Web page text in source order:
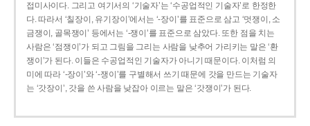
접미사이다. 그리고 여기서의 ‘기술자’는 ‘수공업적인 기술자’로 한정한
다. 따라서 ‘칠장이, 유기장이’에서는 ‘-장이’를 표준으로 삼고 ‘멋쟁이, 소
금쟁이, 골목쟁이’ 등에서는 ‘-쟁이’를 표준으로 삼았다. 또한 점을 치는
사람은 ‘점쟁이’가 되고 그림을 그리는 사람을 낮추어 가리키는 말은 ‘환
쟁이’가 된다. 이들은 수공업적인 기술자가 아니기 때문이다. 이처럼 의
미에 따라 ‘-장이’와 ‘-쟁이’를 구별해서 쓰기 때문에 갓을 만드는 기술자
는 ‘갓장이’, 갓을 쓴 사람을 낮잡아 이르는 말은 ‘갓쟁이’가 된다.